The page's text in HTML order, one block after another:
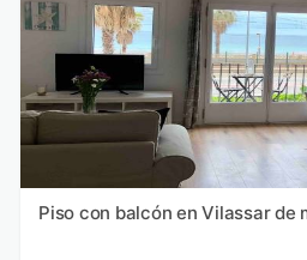
Piso con balcón en Vilassar de